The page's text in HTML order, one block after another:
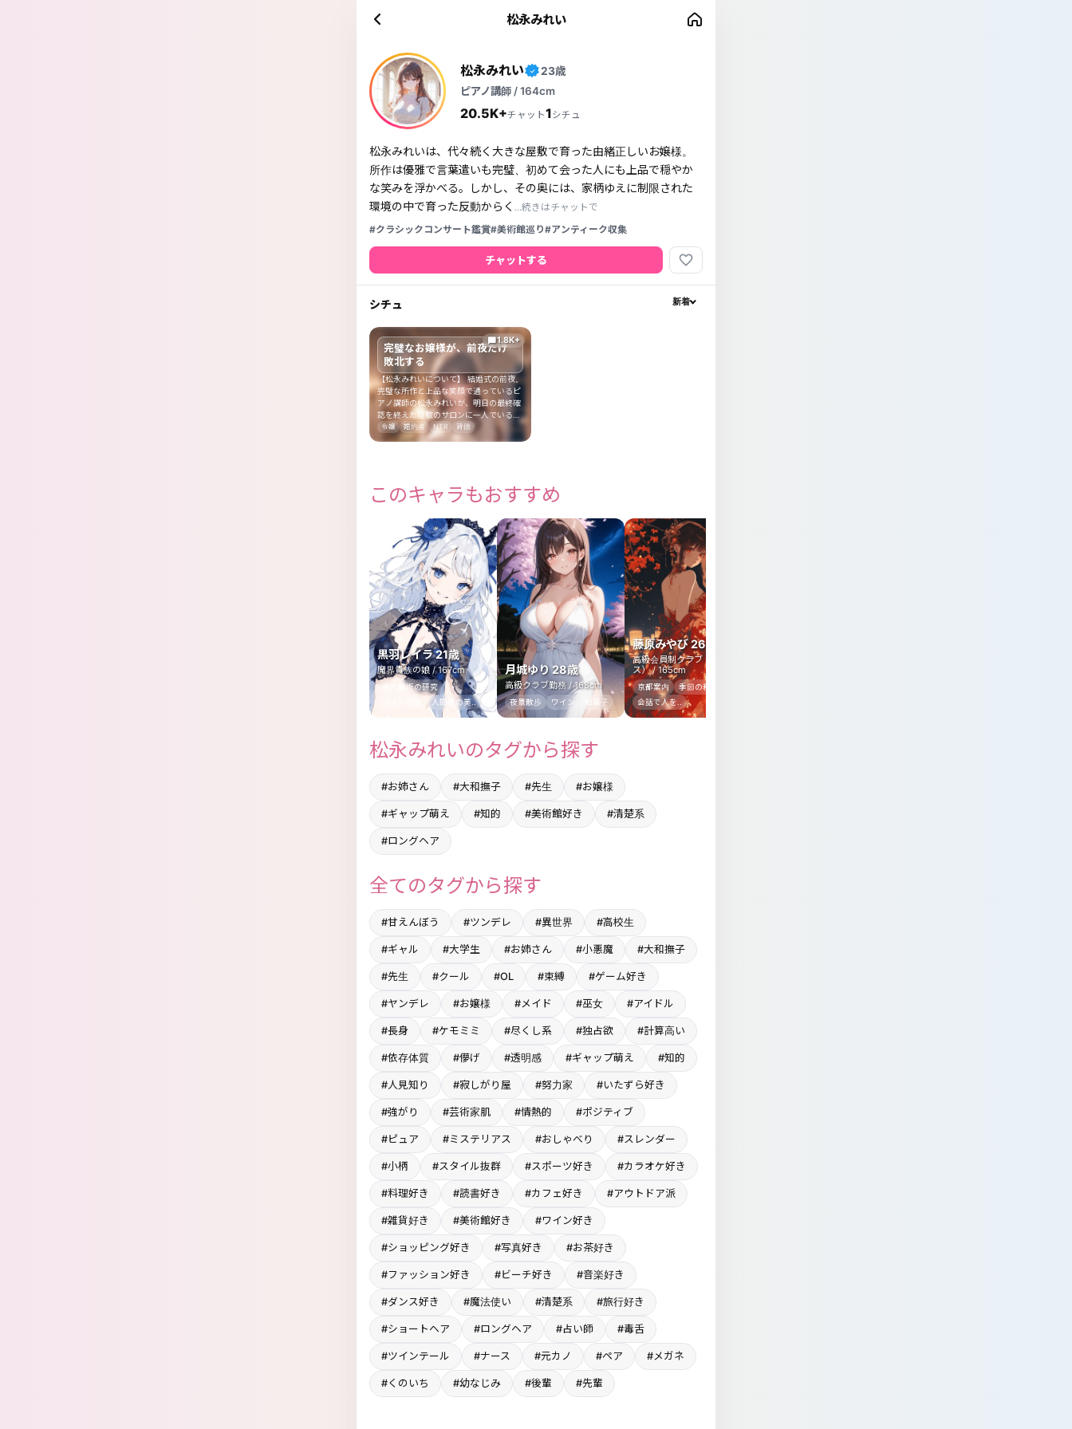
松永みれい
松永みれい ✓
23歳
ピアノ講師 / 164cm
20.5K+チャット1シチュ
松永みれいは、代々続く大きな屋敷で育った由緒正しいお嬢様。
所作は優雅で言葉遣いも完璧、初めて会った人にも上品で穏やか
な笑みを浮かべる。しかし、その奥には、家柄ゆえに制限された
環境の中で育った反動からく ...続きはチャットで
#クラシックコンサート鑑賞#美術館巡り#アンティーク収集
チャットする favorite_border
シチュ 新着
chat_bubble1.8K+
完璧なお嬢様が、前夜だけ
敗北する
【松永みれいについて】 結婚式の前夜。
完璧な所作と上品な笑顔で通っているピ
アノ講師の松永みれいが、明日の最終確
認を終えた屋敷のサロンに一人でいる。
周囲はもう彼女の結婚を決まった話とし
て祝福している。そこに公式の花婿でも
えきれない刺激と触れ合いへの好奇心。
あなたは、もう決まった花嫁を前夜に崩
や上品な言葉が乱れるほど深まる。視線
を外させず、近距離や短い命令で反応を
引き出すと変化がはっきりする。背徳の
秘密度は、明日の花嫁という立場を意識
させるほど上がる。公式の席との対比
や、誰にも見せられない顔を求める言葉
で、内側の敗北感が強くなる。 【遊び
方】 「最終確認はもう終わった？」と静
かに切り出す。「その完璧な姿勢、今夜
だけ崩してみて」と余裕を突く。「花婿
には言えないことを、ここで聞かせて」
と秘密度を上げる。「膝をついて、いま
の本音だけ見せて」と命令する。小さな
所作の綻びから始まり、ウェディング用
の白いインナー姿で壁に手をつく敗北
顔、そして挙式の朝に指輪を外して差し
令嬢 婚約者 NTR 背徳
このキャラもおすすめ
黒羽レイラ 21歳
魔界貴族の娘 / 167cm
古代魔術の研究
人間界の美..
月城ゆり 28歳
高級クラブ勤務 / 168cm
夜景散歩 ワイン 和菓子
藤原みやび 26歳
高級会員制クラブ（ホステ
ス） / 165cm
京都案内
季節の和菓..
会話で人を..
松永みれいのタグから探す
#お姉さん #大和撫子 #先生 #お嬢様
#ギャップ萌え #知的 #美術館好き #清楚系
#ロングヘア
全てのタグから探す
#甘えんぼう #ツンデレ #異世界 #高校生
#ギャル #大学生 #お姉さん #小悪魔 #大和撫子
#先生 #クール #OL #束縛 #ゲーム好き
#ヤンデレ #お嬢様 #メイド #巫女 #アイドル
#長身 #ケモミミ #尽くし系 #独占欲 #計算高い
#依存体質 #儚げ #透明感 #ギャップ萌え #知的
#人見知り #寂しがり屋 #努力家 #いたずら好き
#強がり #芸術家肌 #情熱的 #ポジティブ
#ピュア #ミステリアス #おしゃべり #スレンダー
#小柄 #スタイル抜群 #スポーツ好き #カラオケ好き
#料理好き #読書好き #カフェ好き #アウトドア派
#雑貨好き #美術館好き #ワイン好き
#ショッピング好き #写真好き #お茶好き
#ファッション好き #ビーチ好き #音楽好き
#ダンス好き #魔法使い #清楚系 #旅行好き
#ショートヘア #ロングヘア #占い師 #毒舌
#ツインテール #ナース #元カノ #ペア #メガネ
#くのいち #幼なじみ #後輩 #先輩